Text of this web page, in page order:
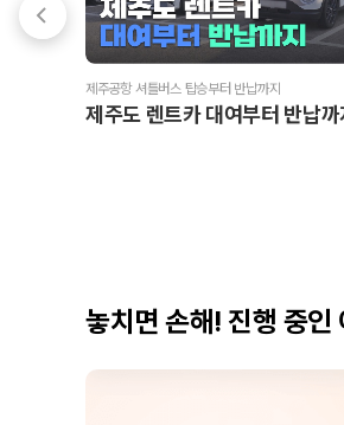
제주공항 셔틀버스 탑승부터 반납까지
제주도 렌트카 대여부터 반납까
놓치면 손해! 진행 중인